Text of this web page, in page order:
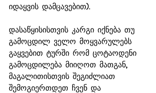
იდაყვის დამცავებით).
დასაწყისისთვის კარგი იქნება თუ
გამოცდილ ველო მოყვარულებს
გაყვებით ტურში რომ ცოტაოდენი
გამოცდილება მიიღოთ მათგან,
მაგალითისთვის შეგიძლიათ
შემოგიერთდეთ ჩვენ და